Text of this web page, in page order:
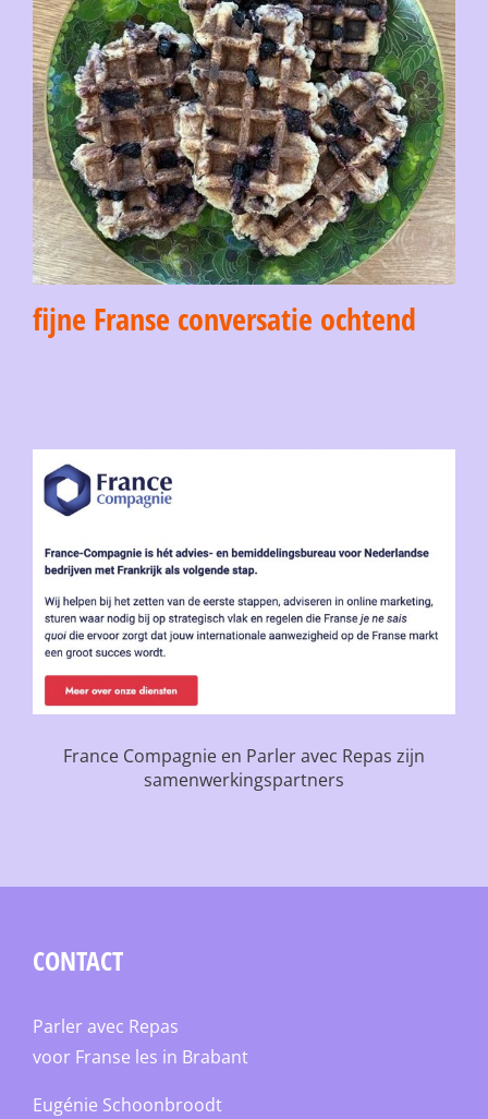
fijne Franse conversatie ochtend
France Compagnie en Parler avec Repas zijn
samenwerkingspartners
CONTACT
Parler avec Repas
voor Franse les in Brabant
Eugénie Schoonbroodt